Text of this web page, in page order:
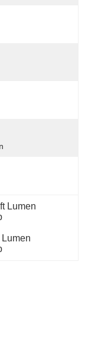
Lumen
Lumen